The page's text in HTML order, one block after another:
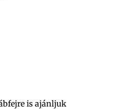
is ajánljuk